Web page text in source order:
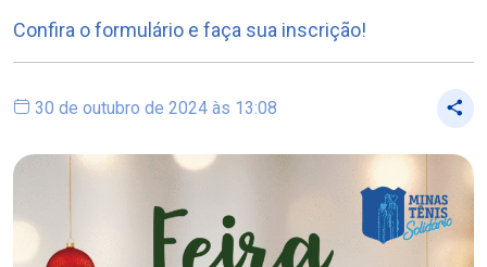
Confira o formulário e faça sua inscrição!
30 de outubro de 2024 às 13:08